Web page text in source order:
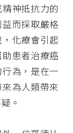
神抵抗力的
而採取嚴格
化療會引起
患者治療癌
為，是在一
為人類帶來
。